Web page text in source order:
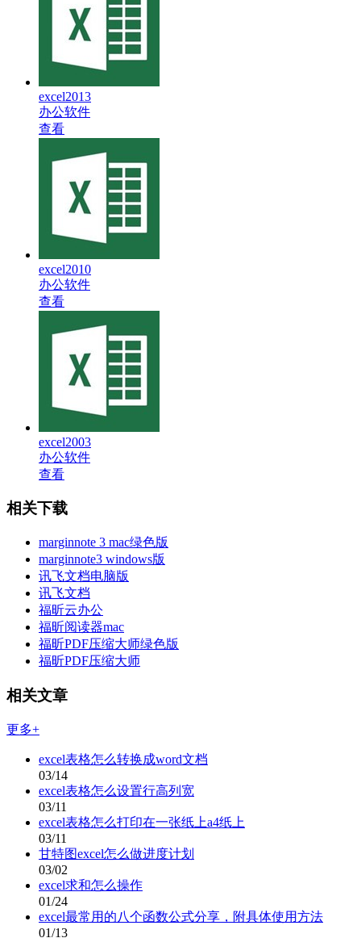
excel2013
办公软件
查看
excel2010
办公软件
查看
excel2003
办公软件
查看
相关下载
marginnote 3 mac绿色版
marginnote3 windows版
讯飞文档电脑版
讯飞文档
福昕云办公
福昕阅读器mac
福昕PDF压缩大师绿色版
福昕PDF压缩大师
相关文章
更多+
excel表格怎么转换成word文档
03/14
excel表格怎么设置行高列宽
03/11
excel表格怎么打印在一张纸上a4纸上
03/11
甘特图excel怎么做进度计划
03/02
excel求和怎么操作
01/24
excel最常用的八个函数公式分享，附具体使用方法
01/13